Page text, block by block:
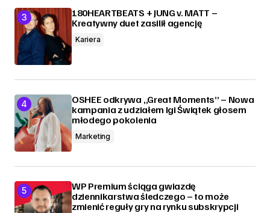
180HEARTBEATS + JUNG v. MATT –
Kreatywny duet zasilił agencję
Kariera
OSHEE odkrywa „Great Moments” – Nowa
kampania z udziałem Igi Świątek głosem
młodego pokolenia
Marketing
WP Premium ściąga gwiazdę
dziennikarstwa śledczego – to może
zmienić reguły gry na rynku subskrypcji